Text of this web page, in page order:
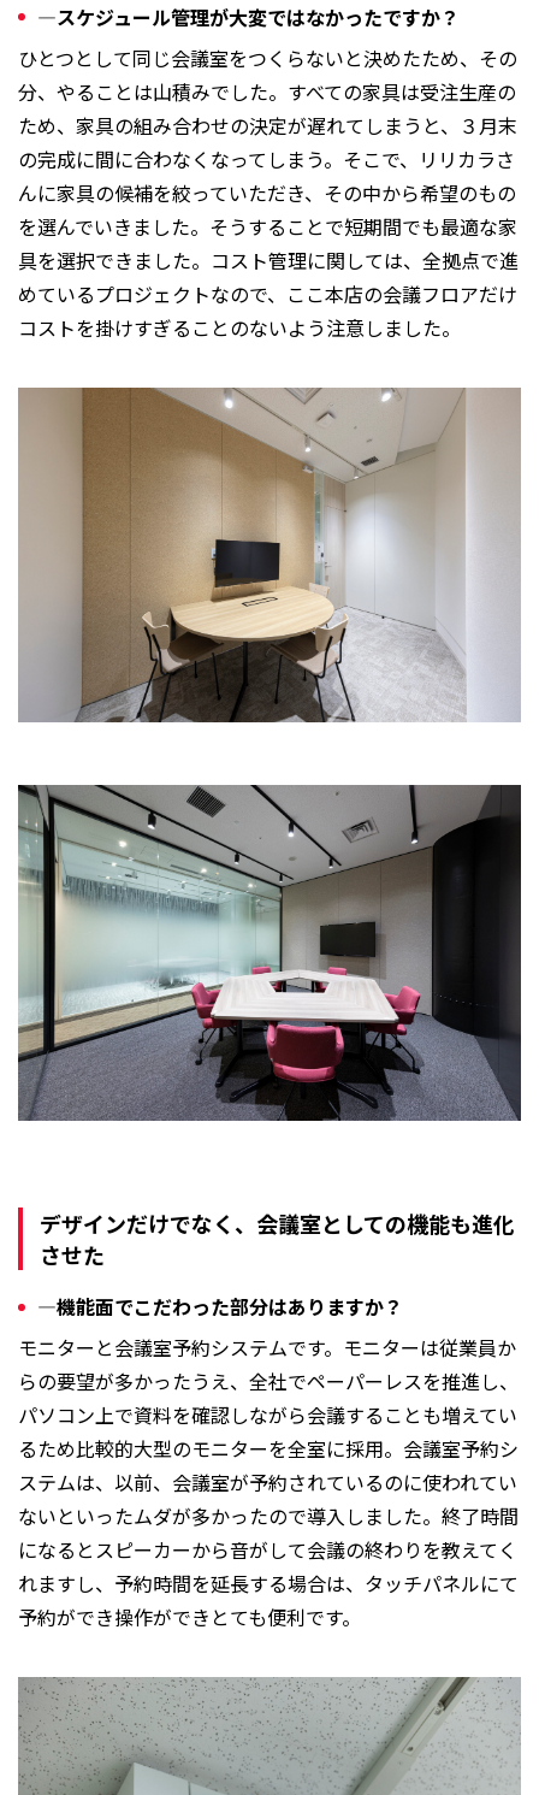
―スケジュール管理が大変ではなかったですか？
ひとつとして同じ会議室をつくらないと決めたため、その
分、やることは山積みでした。すべての家具は受注生産の
ため、家具の組み合わせの決定が遅れてしまうと、３月末
の完成に間に合わなくなってしまう。そこで、リリカラさ
んに家具の候補を絞っていただき、その中から希望のもの
を選んでいきました。そうすることで短期間でも最適な家
具を選択できました。コスト管理に関しては、全拠点で進
めているプロジェクトなので、ここ本店の会議フロアだけ
コストを掛けすぎることのないよう注意しました。
デザインだけでなく、会議室としての機能も進化
させた
―機能面でこだわった部分はありますか？
モニターと会議室予約システムです。モニターは従業員か
らの要望が多かったうえ、全社でペーパーレスを推進し、
パソコン上で資料を確認しながら会議することも増えてい
るため比較的大型のモニターを全室に採用。会議室予約シ
ステムは、以前、会議室が予約されているのに使われてい
ないといったムダが多かったので導入しました。終了時間
になるとスピーカーから音がして会議の終わりを教えてく
れますし、予約時間を延長する場合は、タッチパネルにて
予約ができ操作ができとても便利です。